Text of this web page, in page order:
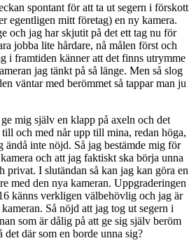
spontant för att ta ut segern i förskott
egentligen mitt företag) en ny kamera.
och jag har skjutit på det ett tag nu för
jobba lite hårdare, nå målen först och
i framtiden känner att det finns utrymme
jag tänkt på så länge. Men så slog
väntar med berömmet så tappar man ju
mig själv en klapp på axeln och det
och med når upp till mina, redan höga,
ändå inte nöjd. Så jag bestämde mig för
och att jag faktiskt ska börja unna
privat. I slutändan så kan jag kan göra en
med den nya kameran. Uppgraderingen
känns verkligen välbehövlig och jag är
Så nöjd att jag tog ut segern i
som är dålig på att ge sig själv beröm
där som en borde unna sig?